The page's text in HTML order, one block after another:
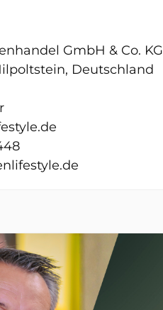
GmbH & Co. KG
Deutschland